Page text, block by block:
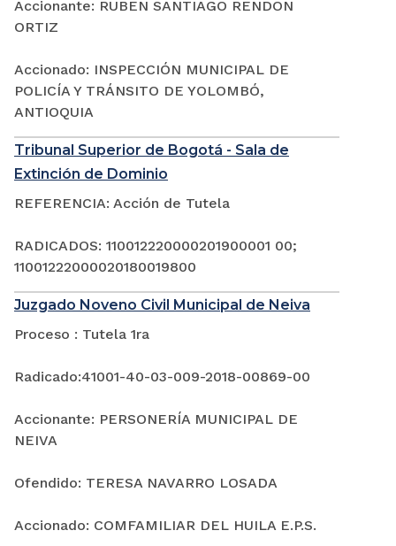
Accionante: RUBEN SANTIAGO RENDON
ORTIZ
Accionado: INSPECCIÓN MUNICIPAL DE
POLICÍA Y TRÁNSITO DE YOLOMBÓ,
ANTIOQUIA
Tribunal Superior de Bogotá - Sala de
Extinción de Dominio
REFERENCIA: Acción de Tutela
RADICADOS: 110012220000201900001 00;
11001222000020180019800
Juzgado Noveno Civil Municipal de Neiva
Proceso : Tutela 1ra
Radicado:41001-40-03-009-2018-00869-00
Accionante: PERSONERÍA MUNICIPAL DE
NEIVA
Ofendido: TERESA NAVARRO LOSADA
Accionado: COMFAMILIAR DEL HUILA E.P.S.